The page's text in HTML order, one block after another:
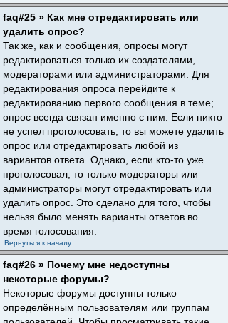
faq#25 » Как мне отредактировать или
удалить опрос?
Так же, как и сообщения, опросы могут
редактироваться только их создателями,
модераторами или администраторами. Для
редактирования опроса перейдите к
редактированию первого сообщения в теме;
опрос всегда связан именно с ним. Если никто
не успел проголосовать, то вы можете удалить
опрос или отредактировать любой из
вариантов ответа. Однако, если кто-то уже
проголосовал, то только модераторы или
администраторы могут отредактировать или
удалить опрос. Это сделано для того, чтобы
нельзя было менять варианты ответов во
время голосования.
Вернуться к началу
faq#26 » Почему мне недоступны
некоторые форумы?
Некоторые форумы доступны только
определённым пользователям или группам